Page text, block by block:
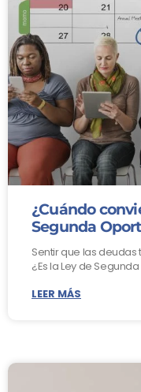
¿Cuándo
Segunda
Sentir que las
¿Es la Ley de
LEER MÁS